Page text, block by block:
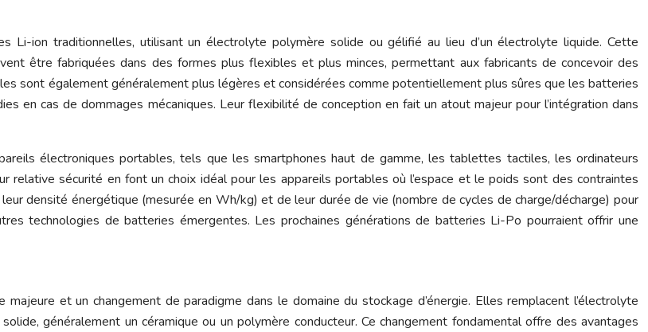
ion traditionnelles, utilisant un électrolyte polymère solide ou gélifié au lieu d’un électrolyte liquide. Cette
être fabriquées dans des formes plus flexibles et plus minces, permettant aux fabricants de concevoir des
sont également généralement plus légères et considérées comme potentiellement plus sûres que les batteries
en cas de dommages mécaniques. Leur flexibilité de conception en fait un atout majeur pour l’intégration dans
électroniques portables, tels que les smartphones haut de gamme, les tablettes tactiles, les ordinateurs
sécurité en font un choix idéal pour les appareils portables où l’espace et le poids sont des contraintes
densité énergétique (mesurée en Wh/kg) et de leur durée de vie (nombre de cycles de charge/décharge) pour
technologies de batteries émergentes. Les prochaines générations de batteries Li-Po pourraient offrir une
et un changement de paradigme dans le domaine du stockage d’énergie. Elles remplacent l’électrolyte
généralement un céramique ou un polymère conducteur. Ce changement fondamental offre des avantages